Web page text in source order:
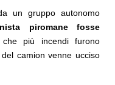
un gruppo autonomo
piromane fosse
che più incendi furono
camion venne ucciso